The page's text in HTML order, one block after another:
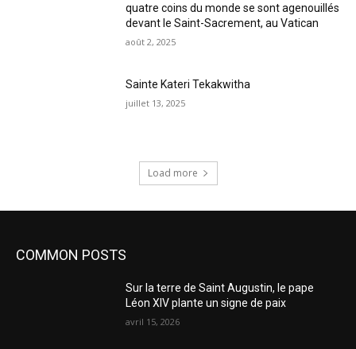
quatre coins du monde se sont agenouillés
devant le Saint-Sacrement, au Vatican
août 2, 2025
Sainte Kateri Tekakwitha
juillet 13, 2025
Load more
COMMON POSTS
Sur la terre de Saint Augustin, le pape
Léon XIV plante un signe de paix
avril 15, 2026